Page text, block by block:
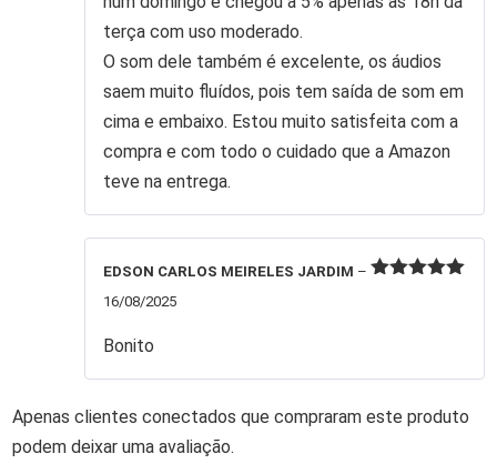
terça com uso moderado.
O som dele também é excelente, os áudios
saem muito fluídos, pois tem saída de som em
cima e embaixo. Estou muito satisfeita com a
compra e com todo o cuidado que a Amazon
teve na entrega.
EDSON CARLOS MEIRELES JARDIM –
16/08/2025
Bonito
Apenas clientes conectados que compraram este produto
podem deixar uma avaliação.